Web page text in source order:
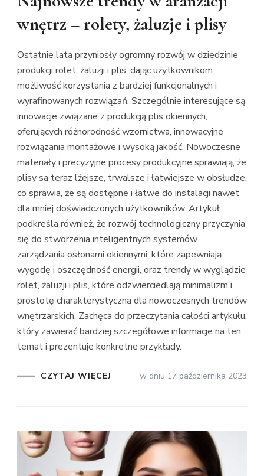
wnętrz – rolety, żaluzje i plisy
Ostatnie lata przyniosły ogromny rozwój w dziedzinie
produkcji rolet, żaluzji i plis, dając użytkownikom
możliwość korzystania z bardziej funkcjonalnych i
wyrafinowanych rozwiązań. Szczególnie interesujące są
innowacje związane z produkcją plis okiennych,
oferujących różnorodność wzornictwa, innowacyjne
rozwiązania montażowe i wysoką jakość. Nowoczesne
materiały i precyzyjne procesy produkcyjne sprawiają, że
plisy są teraz lżejsze, trwalsze i łatwiejsze w obsłudze,
co sprawia, że są dostępne i łatwe do instalacji nawet
dla mniej doświadczonych użytkowników. Artykuł
podkreśla również, że rozwój technologiczny przyczynia
się do stworzenia inteligentnych systemów
zarządzania osłonami okiennymi, które zapewniają
wygodę i oszczędność energii, oraz trendy w wyglądzie
rolet, żaluzji i plis, które odzwierciedlają minimalizm i
prostotę charakterystyczną dla nowoczesnych trendów
wnętrzarskich. Zachęca do przeczytania całości artykułu,
który zawierać bardziej szczegółowe informacje na ten
temat i prezentuje konkretne przykłady.
CZYTAJ WIĘCEJ w dniu 17 października 2023